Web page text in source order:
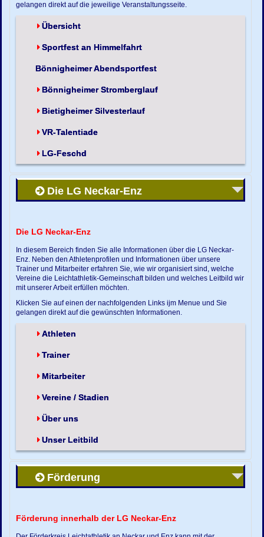
gelangen direkt auf die jeweilige Veranstaltungsseite.
Übersicht
Sportfest an Himmelfahrt
Bönnigheimer Abendsportfest
Bönnigheimer Stromberglauf
Bietigheimer Silvesterlauf
VR-Talentiade
LG-Feschd
Die LG Neckar-Enz
Die LG Neckar-Enz
In diesem Bereich finden Sie alle Informationen über die LG Neckar-
Enz. Neben den Athletenprofilen und Informationen über unsere
Trainer und Mitarbeiter erfahren Sie, wie wir organisiert sind, welche
Vereine die Leichtathletik-Gemeinschaft bilden und welches Leitbild wir
mit unserer Arbeit erfüllen möchten.
Klicken Sie auf einen der nachfolgenden Links ijm Menue und Sie
gelangen direkt auf die gewünschten Informationen.
Athleten
Trainer
Mitarbeiter
Vereine / Stadien
Über uns
Unser Leitbild
Förderung
Förderung innerhalb der LG Neckar-Enz